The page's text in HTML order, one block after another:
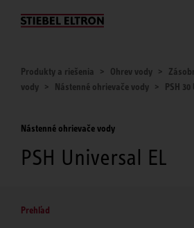
O nás
Produkty a riešenia Ohrev vody
vody
Nástenné ohrievače vody PSH 30
Nástenné ohrievače vody
PSH Universal EL
Prehľad